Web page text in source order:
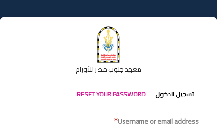
إلى
المحتوى
معهد جنوب مصر للأورام
التبويبات
الأساسية
تسجيل الدخول RESET YOUR PASSWORD
Username or email address